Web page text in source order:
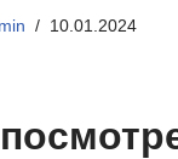
10.01.2024